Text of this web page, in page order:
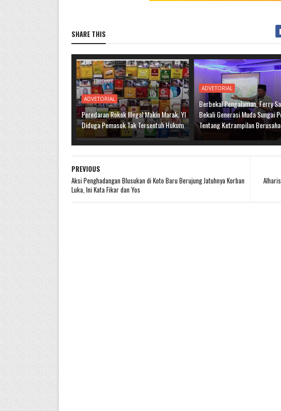
SHARE THIS
ADVETORIAL
Peredaran Rokok Illegal Makin Marak, YI
Diduga Pemasok Tak Tersentuh Hukum
ADVETORIAL
Berbekal Pengalaman, Ferry
Bekali Generasi Muda Sungai
Tentang Ketrampilan Berusaha
PREVIOUS
Aksi Penghadangan Blusukan di Koto Baru Berujung Jatuhnya Korban
Luka, Ini Kata Fikar dan Yos